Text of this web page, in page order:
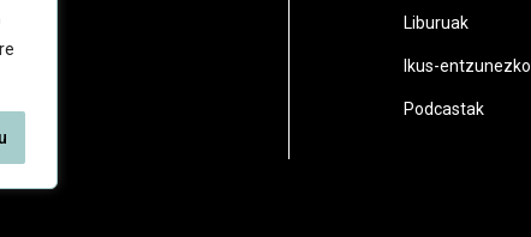
Liburuak
Ikus-
Podcastak